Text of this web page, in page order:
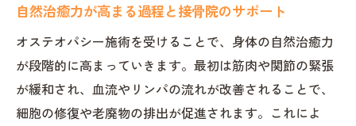
自然治癒力が高まる過程と接骨院のサポート
オステオパシー施術を受けることで、身体の自然治癒力
が段階的に高まっていきます。最初は筋肉や関節の緊張
が緩和され、血流やリンパの流れが改善されることで、
細胞の修復や老廃物の排出が促進されます。これによ